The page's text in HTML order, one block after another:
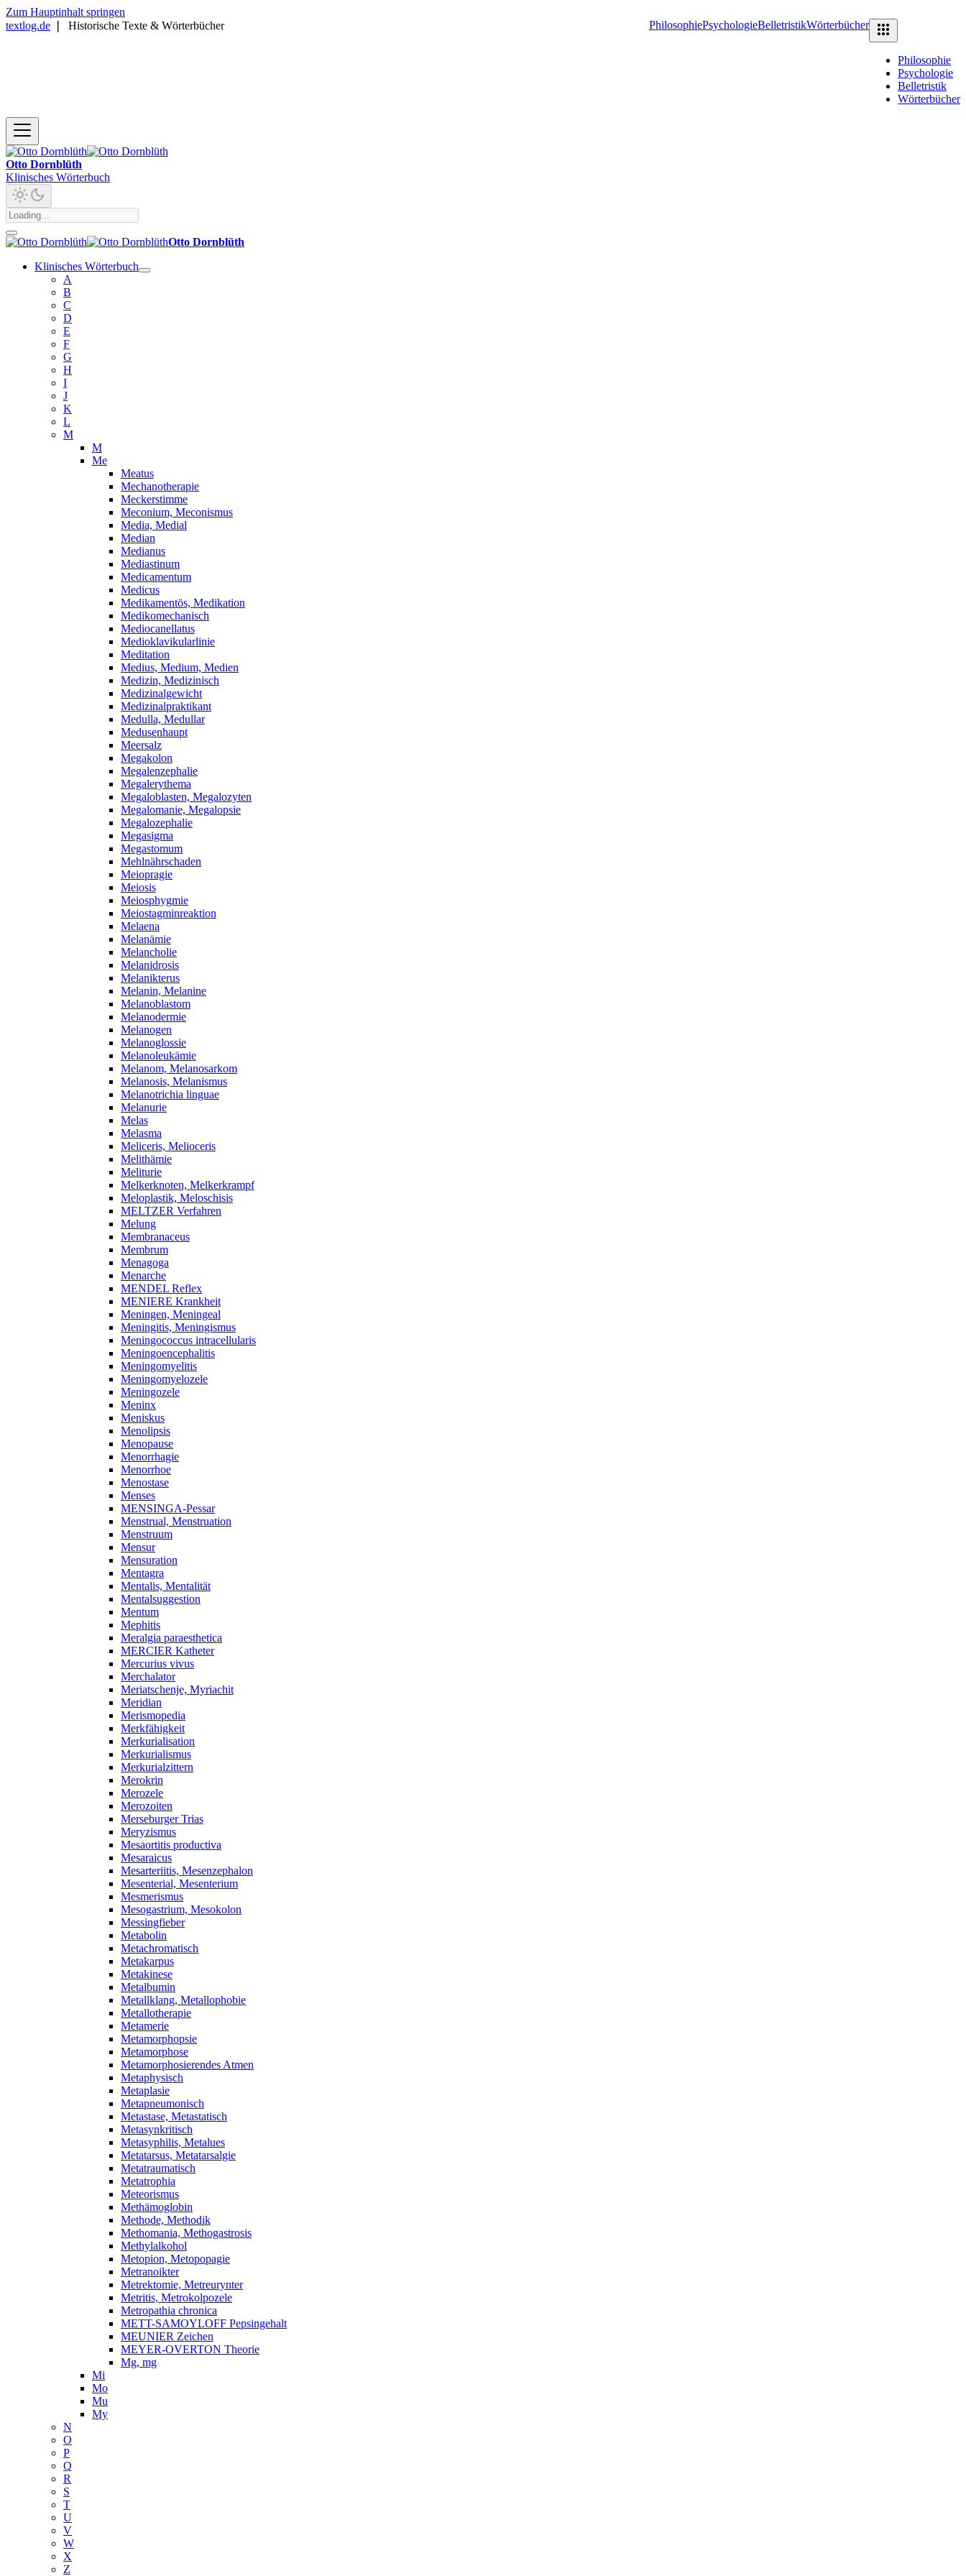
Zum Hauptinhalt springen
textlog.de
Historische Texte & Wörterbücher PhilosophiePsychologieBelletristikWörterbücher
Philosophie
Psychologie
Belletristik
Wörterbücher
Otto Dornblüth
Klinisches Wörterbuch
Otto Dornblüth
Klinisches Wörterbuch
A
B
C
D
E
F
G
H
I
J
K
L
M
M
Me
Meatus
Mechanotherapie
Meckerstimme
Meconium, Meconismus
Media, Medial
Median
Medianus
Mediastinum
Medicamentum
Medicus
Medikamentös, Medikation
Medikomechanisch
Mediocanellatus
Medioklavikularlinie
Meditation
Medius, Medium, Medien
Medizin, Medizinisch
Medizinalgewicht
Medizinalpraktikant
Medulla, Medullar
Medusenhaupt
Meersalz
Megakolon
Megalenzephalie
Megalerythema
Megaloblasten, Megalozyten
Megalomanie, Megalopsie
Megalozephalie
Megasigma
Megastomum
Mehlnährschaden
Meiopragie
Meiosis
Meiosphygmie
Meiostagminreaktion
Melaena
Melanämie
Melancholie
Melanidrosis
Melanikterus
Melanin, Melanine
Melanoblastom
Melanodermie
Melanogen
Melanoglossie
Melanoleukämie
Melanom, Melanosarkom
Melanosis, Melanismus
Melanotrichia linguae
Melanurie
Melas
Melasma
Meliceris, Melioceris
Melithämie
Meliturie
Melkerknoten, Melkerkrampf
Meloplastik, Meloschisis
MELTZER Verfahren
Melung
Membranaceus
Membrum
Menagoga
Menarche
MENDEL Reflex
MENIERE Krankheit
Meningen, Meningeal
Meningitis, Meningismus
Meningococcus intracellularis
Meningoencephalitis
Meningomyelitis
Meningomyelozele
Meningozele
Meninx
Meniskus
Menolipsis
Menopause
Menorrhagie
Menorrhoe
Menostase
Menses
MENSINGA-Pessar
Menstrual, Menstruation
Menstruum
Mensur
Mensuration
Mentagra
Mentalis, Mentalität
Mentalsuggestion
Mentum
Mephitis
Meralgia paraesthetica
MERCIER Katheter
Mercurius vivus
Merchalator
Meriatschenje, Myriachit
Meridian
Merismopedia
Merkfähigkeit
Merkurialisation
Merkurialismus
Merkurialzittern
Merokrin
Merozele
Merozoiten
Merseburger Trias
Meryzismus
Mesaortitis productiva
Mesaraicus
Mesarteriitis, Mesenzephalon
Mesenterial, Mesenterium
Mesmerismus
Mesogastrium, Mesokolon
Messingfieber
Metabolin
Metachromatisch
Metakarpus
Metakinese
Metalbumin
Metallklang, Metallophobie
Metallotherapie
Metamerie
Metamorphopsie
Metamorphose
Metamorphosierendes Atmen
Metaphysisch
Metaplasie
Metapneumonisch
Metastase, Metastatisch
Metasynkritisch
Metasyphilis, Metalues
Metatarsus, Metatarsalgie
Metatraumatisch
Metatrophia
Meteorismus
Methämoglobin
Methode, Methodik
Methomania, Methogastrosis
Methylalkohol
Metopion, Metopopagie
Metranoikter
Metrektomie, Metreurynter
Metritis, Metrokolpozele
Metropathia chronica
METT-SAMOYLOFF Pepsingehalt
MEUNIER Zeichen
MEYER-OVERTON Theorie
Mg, mg
Mi
Mo
Mu
My
N
O
P
Q
R
S
T
U
V
W
X
Z